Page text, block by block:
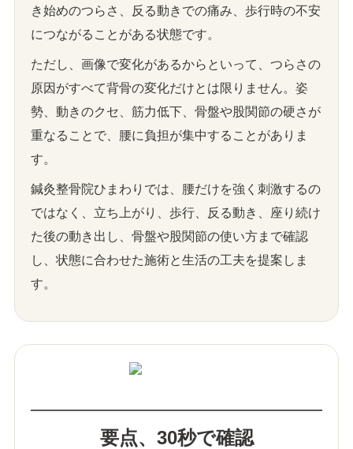
き始めのつらさ、反る動きでの痛み、歩行時の不安
につながることがある状態です。
ただし、画像で変化があるからといって、つらさの
原因がすべて背骨の変化だけとは限りません。姿
勢、動きのクセ、筋力低下、骨盤や股関節の硬さが
重なることで、腰に負担が集中することがありま
す。
鍼灸整骨院ひまわりでは、腰だけを強く刺激するの
ではなく、立ち上がり、歩行、反る動き、座り続け
た後の動き出し、骨盤や股関節の使い方まで確認
し、状態に合わせた施術と生活の工夫を提案しま
す。
要点、30秒で確認